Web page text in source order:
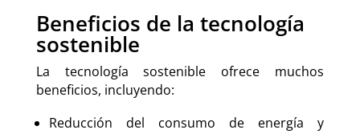
Beneficios de la tecnología
sostenible
La tecnología sostenible ofrece muchos
beneficios, incluyendo:
Reducción del consumo de energía y